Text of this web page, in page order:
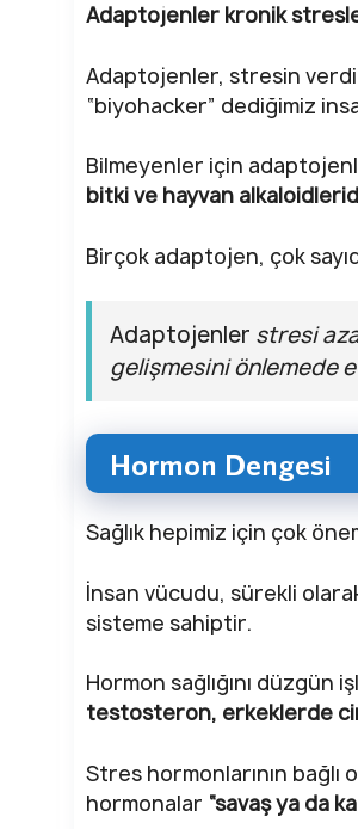
Adaptojenler kronik
Adaptojenler, stresin
“biyohacker” dediğimiz
Bilmeyenler için
bitki ve hayvan
Birçok adaptojen, çok
Adaptojenler stresi
gelişmesini önlemede
Hormon Dengesi
Sağlık hepimiz için çok
İnsan vücudu, sürekli
sisteme sahiptir.
Hormon sağlığını düzgün
testosteron, erkeklerde
Stres hormonlarının bağlı
hormonalar “savaş ya da